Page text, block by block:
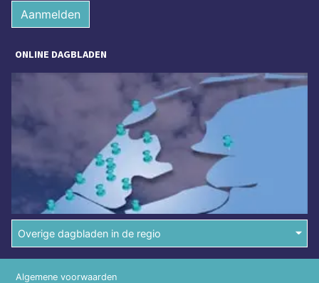
Aanmelden
ONLINE DAGBLADEN
Overige dagbladen in de regio
Algemene voorwaarden